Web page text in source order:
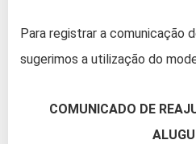
Para registrar a comunicação
sugerimos a utilização do
COMUNICADO DE